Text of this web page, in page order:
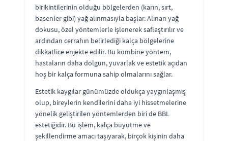
birikintilerinin olduğu bölgelerden (karın, sırt,
basenler gibi) yağ alınmasıyla başlar. Alınan yağ
dokusu, özel yöntemlerle işlenerek saflaştırılır ve
ardından cerrahın belirlediği kalça bölgelerine
dikkatlice enjekte edilir. Bu kombine yöntem,
hastaların daha dolgun, yuvarlak ve estetik açıdan
hoş bir kalça formuna sahip olmalarını sağlar.
Estetik kaygılar günümüzde oldukça yaygınlaşmış
olup, bireylerin kendilerini daha iyi hissetmelerine
yönelik geliştirilen yöntemlerden biri de BBL
estetiğidir. Bu işlem, kalça büyütme ve
şekillendirme amacı taşıyarak, birçok kişinin daha